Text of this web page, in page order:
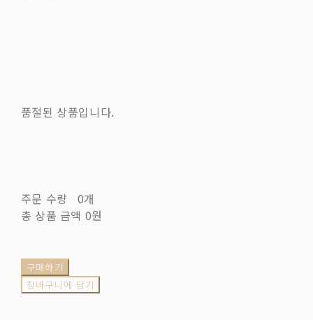
품절된 상품입니다.
주문 수량
0개
총 상품 금액 0원
구매하기
장바구니에 담기